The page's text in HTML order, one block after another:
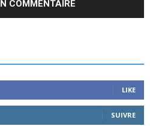
LIKE
SUIVRE